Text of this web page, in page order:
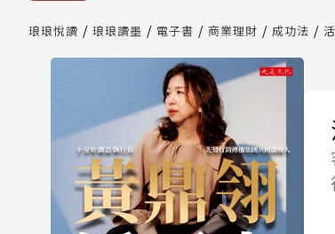
【公告】琅琅讀墨數位閱讀資產
琅琅悅讀 琅琅讀墨 電子書 商業理財 成功法